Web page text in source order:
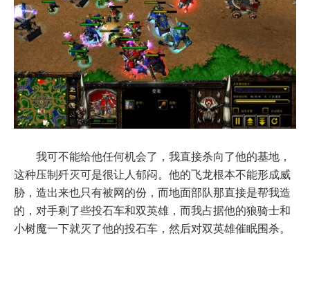
我可不能给他任何机会了，我直接杀向了他的基地，
这种压制歼灭可是很让人郁闷。他的飞龙根本不能形成威
胁，造出来也只有被网的份，而地面部队那直接是帮我造
的，对手剩了些投石车和双英雄，而我占据他的狼骑士和
小树魔一下就灭了他的投石车，然后对双英雄催眠围杀。